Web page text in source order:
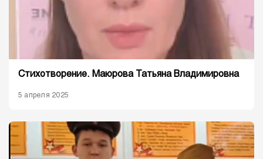
Стихотворение. Маюрова Татьяна Владимировна
5 апреля 2025